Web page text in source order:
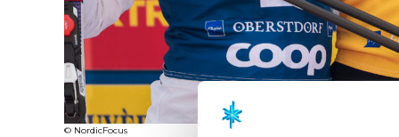
© NordicFocus